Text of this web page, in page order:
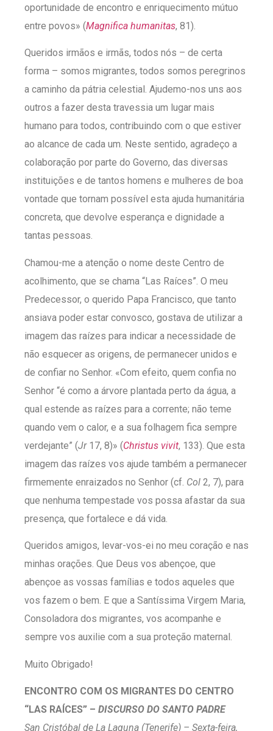
oportunidade de encontro e enriquecimento mútuo
entre povos» (Magnifica humanitas, 81).
Queridos irmãos e irmãs, todos nós – de certa
forma – somos migrantes, todos somos peregrinos
a caminho da pátria celestial. Ajudemo-nos uns aos
outros a fazer desta travessia um lugar mais
humano para todos, contribuindo com o que estiver
ao alcance de cada um. Neste sentido, agradeço a
colaboração por parte do Governo, das diversas
instituições e de tantos homens e mulheres de boa
vontade que tornam possível esta ajuda humanitária
concreta, que devolve esperança e dignidade a
tantas pessoas.
Chamou-me a atenção o nome deste Centro de
acolhimento, que se chama “Las Raíces”. O meu
Predecessor, o querido Papa Francisco, que tanto
ansiava poder estar convosco, gostava de utilizar a
imagem das raízes para indicar a necessidade de
não esquecer as origens, de permanecer unidos e
de confiar no Senhor. «Com efeito, quem confia no
Senhor “é como a árvore plantada perto da água, a
qual estende as raízes para a corrente; não teme
quando vem o calor, e a sua folhagem fica sempre
verdejante” (Jr 17, 8)» (Christus vivit, 133). Que esta
imagem das raízes vos ajude também a permanecer
firmemente enraizados no Senhor (cf. Col 2, 7), para
que nenhuma tempestade vos possa afastar da sua
presença, que fortalece e dá vida.
Queridos amigos, levar-vos-ei no meu coração e nas
minhas orações. Que Deus vos abençoe, que
abençoe as vossas famílias e todos aqueles que
vos fazem o bem. E que a Santíssima Virgem Maria,
Consoladora dos migrantes, vos acompanhe e
sempre vos auxilie com a sua proteção maternal.
Muito Obrigado!
ENCONTRO COM OS MIGRANTES DO CENTRO
“LAS RAÍCES” – DISCURSO DO SANTO PADRE
San Cristóbal de La Laguna (Tenerife) – Sexta-feira,